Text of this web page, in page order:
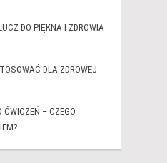
DO PIĘKNA I ZDROWIA
DLA ZDROWEJ
ĆWICZEŃ – CZEGO